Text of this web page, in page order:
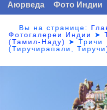
Аюрведа
Фото Индии
Вы на странице:
Фотогалереи Индии
➤
(Тамил-Наду)
➤Тричи
(Тиручирапали,